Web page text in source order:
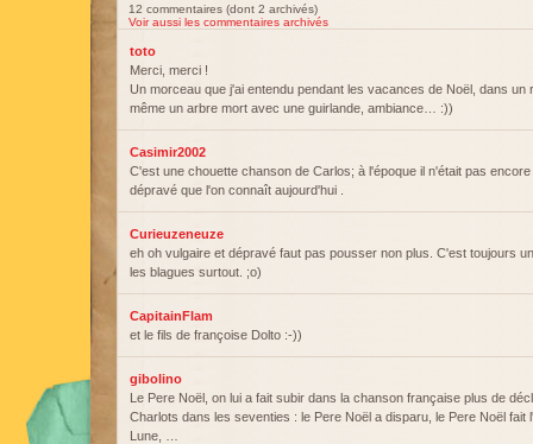
12 commentaires (dont 2 archivés)
Voir aussi les commentaires archivés
toto
Merci, merci !
Un morceau que j'ai entendu pendant les vacances de Noël, dans un
même un arbre mort avec une guirlande, ambiance… :))
Casimir2002
C'est une chouette chanson de Carlos; à l'époque il n'était pas
dépravé que l'on connaît aujourd'hui .
Curieuzeneuze
eh oh vulgaire et dépravé faut pas pousser non plus. C'est toujours
les blagues surtout. ;o)
CapitainFlam
et le fils de françoise Dolto :-))
gibolino
Le Pere Noël, on lui a fait subir dans la chanson française plus de
Charlots dans les seventies : le Pere Noël a disparu, le Pere Noël
Lune, …